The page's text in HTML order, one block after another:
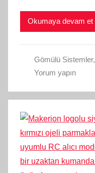
Okumaya devam et
Gömülü Sistemler,
Yorum yapın